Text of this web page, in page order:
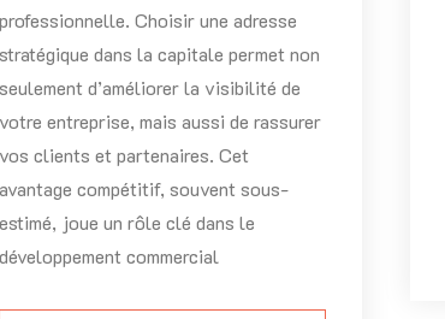
professionnelle. Choisir une adresse
stratégique dans la capitale permet non
seulement d’améliorer la visibilité de
votre entreprise, mais aussi de rassurer
vos clients et partenaires. Cet
avantage compétitif, souvent sous-
estimé, joue un rôle clé dans le
développement commercial